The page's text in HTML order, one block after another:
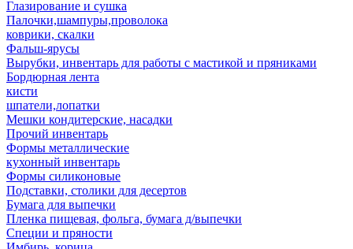
Глазирование и сушка
Палочки,шампуры,проволока
коврики, скалки
Фальш-ярусы
Вырубки, инвентарь для работы с мастикой и пряниками
Бордюрная лента
кисти
шпатели,лопатки
Мешки кондитерские, насадки
Прочий инвентарь
Формы металлические
кухонный инвентарь
Формы силиконовые
Подставки, столики для десертов
Бумага для выпечки
Пленка пищевая, фольга, бумага д/выпечки
Специи и пряности